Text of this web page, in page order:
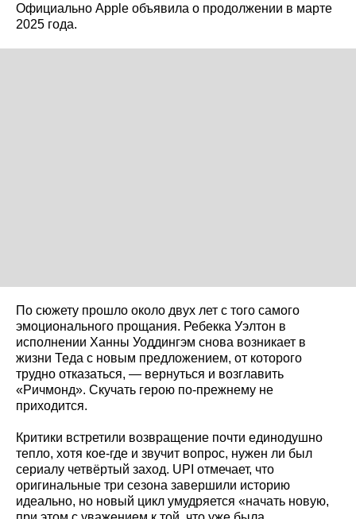
Официально Apple объявила о продолжении в марте
2025 года.
По сюжету прошло около двух лет с того самого
эмоционального прощания. Ребекка Уэлтон в
исполнении Ханны Уоддингэм снова возникает в
жизни Теда с новым предложением, от которого
трудно отказаться, — вернуться и возглавить
«Ричмонд». Скучать герою по-прежнему не
приходится.
Критики встретили возвращение почти единодушно
тепло, хотя кое-где и звучит вопрос, нужен ли был
сериалу четвёртый заход. UPI отмечает, что
оригинальные три сезона завершили историю
идеально, но новый цикл умудряется «начать новую,